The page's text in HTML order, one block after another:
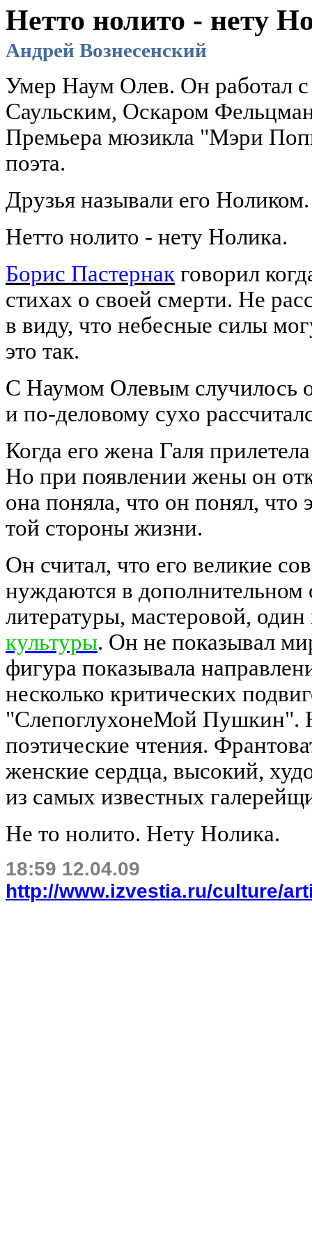
Нетто нолито - нету
Андрей Вознесенский
Умер Наум Олев. Он работал
Саульским, Оскаром
Премьера мюзикла "Мэри
поэта.
Друзья называли его Ноликом.
Нетто нолито - нету Нолика.
Борис Пастернак говорил
стихах о своей смерти. Не
в виду, что небесные силы
это так.
С Наумом Олевым случилось
и по-деловому сухо
Когда его жена Галя
Но при появлении жены он
она поняла, что он понял, что
той стороны жизни.
Он считал, что его великие
нуждаются в
литературы, мастеровой,
культуры. Он не показывал
фигура показывала
несколько критических
"СлепоглухонеМой Пушкин".
поэтические чтения.
женские сердца, высокий,
из самых известных
Не то нолито. Нету Нолика.
18:59 12.04.09
http://www.izvestia.ru/culture/